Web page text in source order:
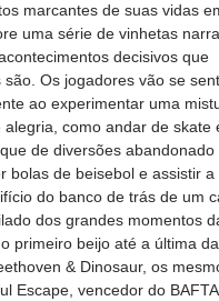
marcantes de suas vidas
uma série de vinhetas
decisivos que
Os jogadores vão se
ao experimentar uma
como andar de skate
de diversões abandonado
bolas de beisebol e assistir a
do banco de trás de um
dos grandes momentos
primeiro beijo até a última
& Dinosaur, os
Escape, vencedor do